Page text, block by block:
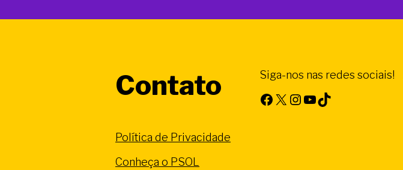
Contato
Política de Privacidade
Conheça o PSOL
Siga-nos nas redes sociais!
Facebook X Instagram Youtube TikTok